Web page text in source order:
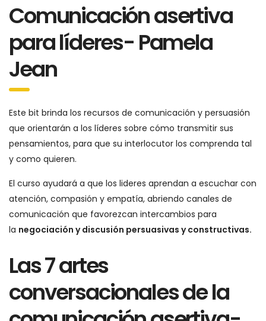
Comunicación asertiva
para líderes- Pamela
Jean
Este bit brinda los recursos de comunicación y persuasión
que orientarán a los líderes sobre cómo transmitir sus
pensamientos, para que su interlocutor los comprenda tal
y como quieren.
El curso ayudará a que los lideres aprendan a escuchar con
atención, compasión y empatía, abriendo canales de
comunicación que favorezcan intercambios para
la negociación y discusión persuasivas y constructivas.
Las 7 artes
conversacionales de la